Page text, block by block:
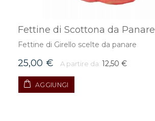
Fettine di Scottona da Panare
Fettine di Girello scelte da panare
25,00 € A partire da: 12,50 €
AGGIUNGI